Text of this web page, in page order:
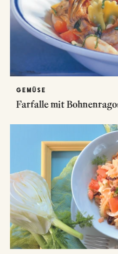
GEMÜSE
Farfalle mit